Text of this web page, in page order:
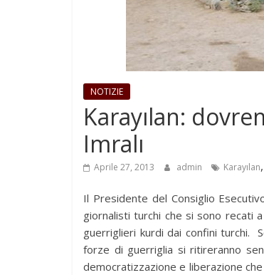
NOTIZIE
Karayılan:
Imralı
Aprile 27, 2013 admin Karayılan,
Il Presidente del Consiglio
giornalisti turchi che si sono recati
guerriglieri kurdi dai confini turchi.
forze di guerriglia si ritireranno
democratizzazione e liberazione